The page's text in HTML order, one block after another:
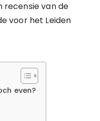
recensie van de
voor het Leiden
even?